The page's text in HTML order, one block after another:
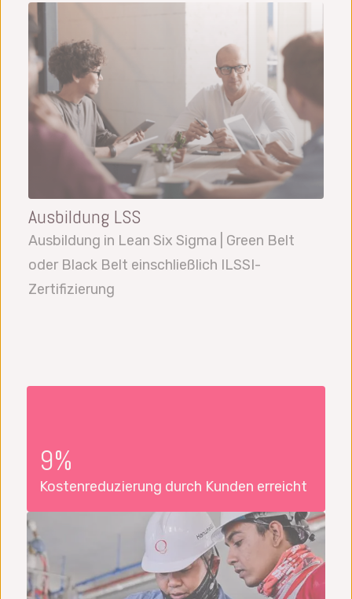
Ausbildung LSS
Ausbildung in Lean Six Sigma | Green Belt
oder Black Belt einschließlich ILSSI-
Zertifizierung
9%
Kostenreduzierung durch Kunden erreicht